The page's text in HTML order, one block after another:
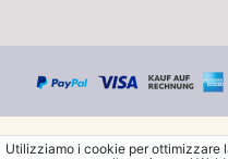
Utilizziamo i cookie per ottimizzare